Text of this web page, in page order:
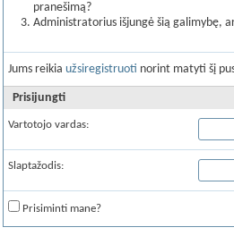
pranešimą?
Administratorius išjungė šią galimybę,
Jums reikia užsiregistruoti norint matyti šį
Prisijungti
Vartotojo vardas:
Slaptažodis:
Prisiminti mane?